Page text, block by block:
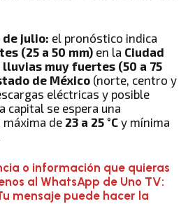
de julio: el pronóstico indica
(25 a 50 mm) en la Ciudad
lluvias muy fuertes (50 a 75
de México (norte, centro y
eléctricas y posible
capital se espera una
de 23 a 25 °C y mínima
o información que quieras
al WhatsApp de Uno TV:
mensaje puede hacer la